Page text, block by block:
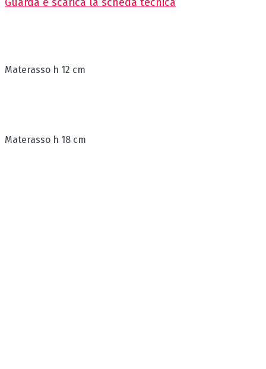
Materasso h 12 cm
Materasso h 18 cm